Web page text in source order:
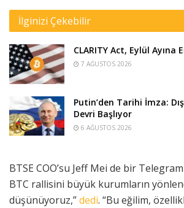
İlginizi Çekebilir
CLARITY Act, Eylül Ayına
7 AĞUSTOS 2026
Putin’den Tarihi İmza:
Devri Başlıyor
6 AĞUSTOS 2026
BTSE COO’su Jeff Mei de bir
BTC rallisini büyük kurumların
düşünüyoruz,”dedi. “Bu eğilim,